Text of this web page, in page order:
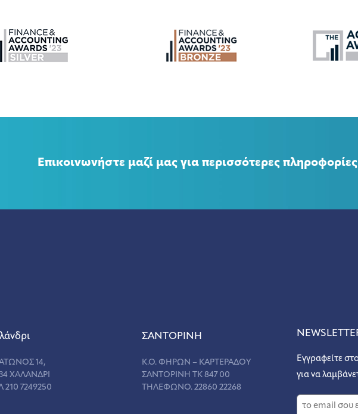
Επικοινωνήστε μαζί μας για περισσότερες πληροφορίες
14,
ΧΑΛΑΝΔΡΙ
210 7249250
ΣANΤΟΡΙΝΗ
Κ.Ο. ΦΗΡΩΝ – ΚΑΡΤΕΡΑΔΟΥ
ΣΑΝΤΟΡΙΝΗ ΤΚ 847 00
ΤΗΛΕΦΩΝΟ. 22860 22268
Εγγραφείτε
για να